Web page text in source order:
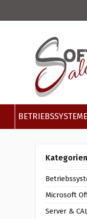
BETRIEBSSYSTEME
Kategorien
Microsoft
Server &